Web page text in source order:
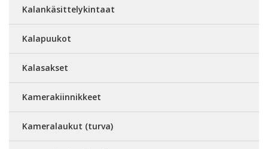
Kalankäsittelykintaat
Kalapuukot
Kalasakset
Kamerakiinnikkeet
Kameralaukut (turva)